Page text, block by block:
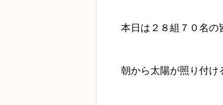
本日は２８組７０名の
朝から太陽が照り付け